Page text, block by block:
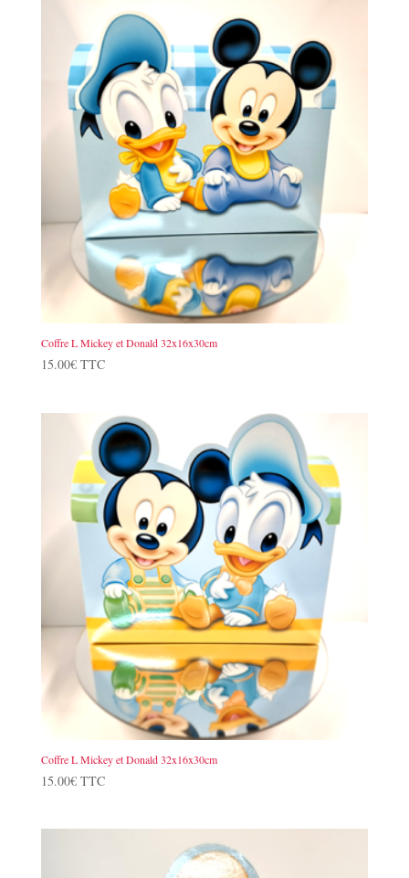
Coffre L Mickey et Donald 32x16x30cm
15.00€ TTC
Coffre L Mickey et Donald 32x16x30cm
15.00€ TTC